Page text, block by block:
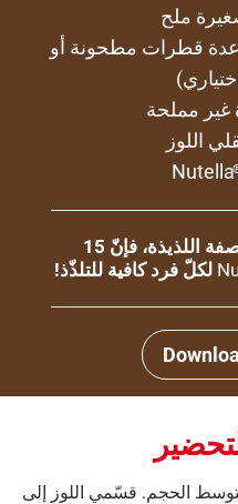
عدة قطرات مطحونة أو
اللوز
Nutella
لتحضير هذه الوصفة اللذيذة، فإنّ 15
لكلّ فرد كافية للتلذّذ!
الحجم. قسّمي اللوز إلى